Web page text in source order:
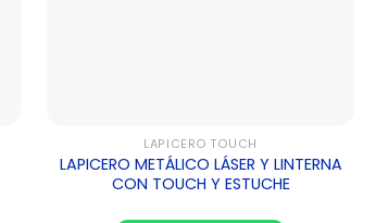
LAPICERO TOUCH
LAPICERO METÁLICO LÁSER Y LINTERNA
CON TOUCH Y ESTUCHE